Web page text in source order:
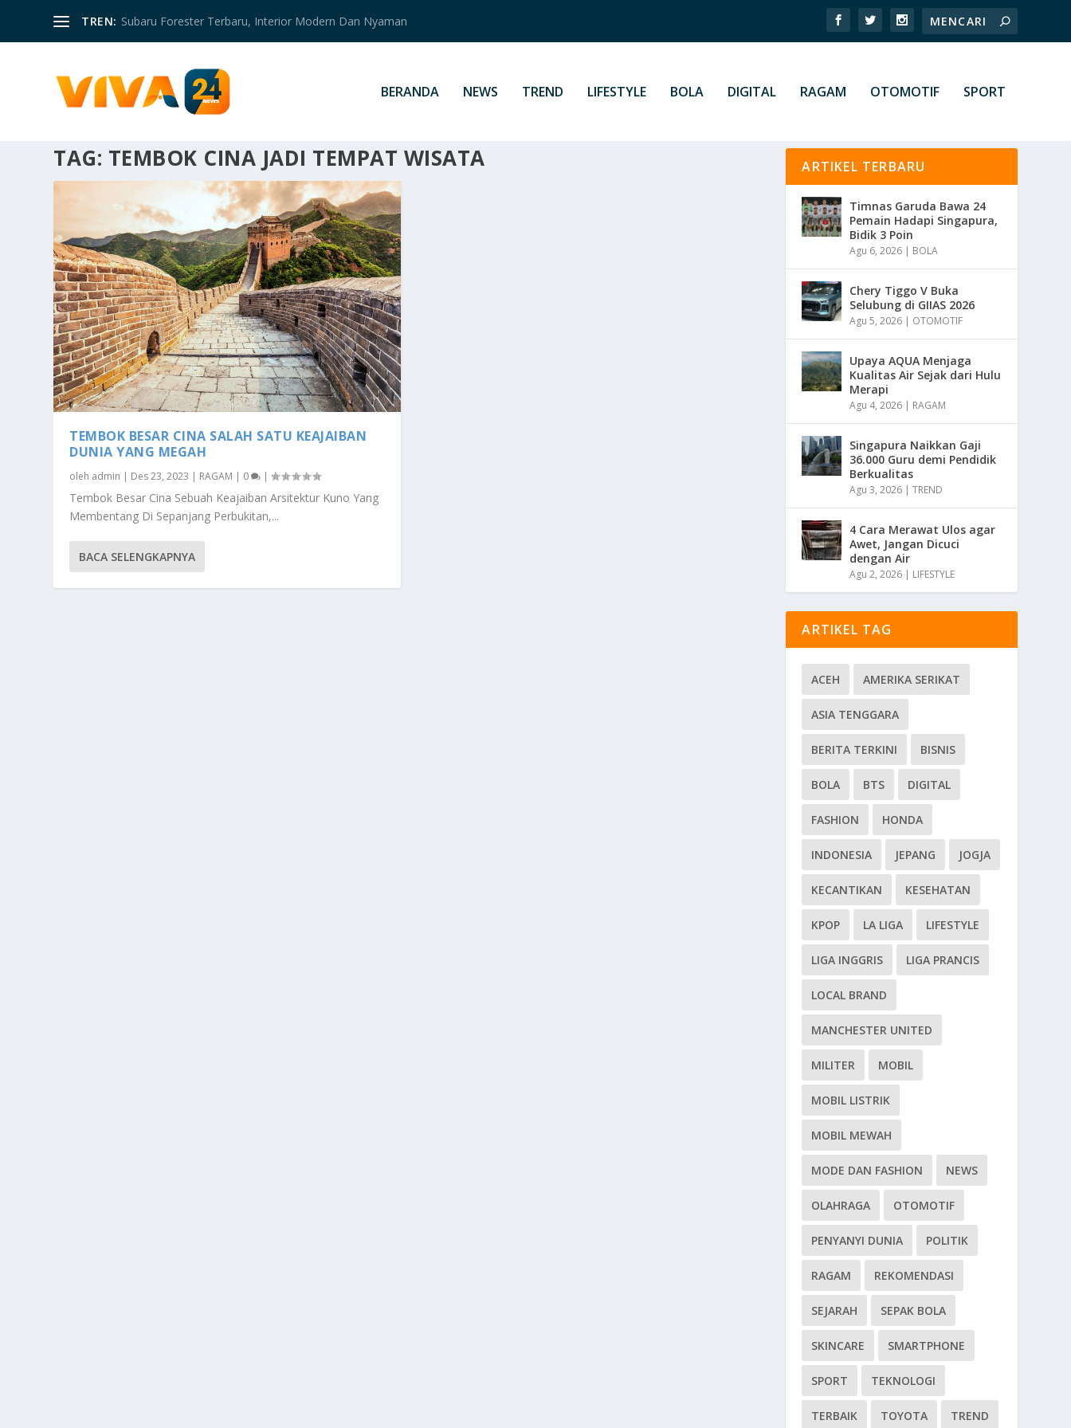
TREN: Subaru Forester Terbaru, Interior Modern Dan Nyaman
BERANDA NEWS TREND LIFESTYLE BOLA DIGITAL RAGAM OTOMOTIF SPORT
TAG: TEMBOK CINA JADI TEMPAT WISATA
TEMBOK BESAR CINA SALAH SATU KEAJAIBAN
DUNIA YANG MEGAH
oleh admin Des 23, 2023 RAGAM 0 |
Tembok Besar Cina Sebuah Keajaiban Arsitektur Kuno Yang
Membentang Di Sepanjang Perbukitan,...
BACA SELENGKAPNYA
ARTIKEL TERBARU
Timnas Garuda Bawa 24
Pemain Hadapi Singapura,
Bidik 3 Poin
Agu 6, 2026 | BOLA
Chery Tiggo V Buka
Selubung di GIIAS 2026
Agu 5, 2026 | OTOMOTIF
Upaya AQUA Menjaga
Kualitas Air Sejak dari Hulu
Merapi
Agu 4, 2026 | RAGAM
Singapura Naikkan Gaji
36.000 Guru demi Pendidik
Berkualitas
Agu 3, 2026 |TREND
4 Cara Merawat Ulos agar
Awet, Jangan Dicuci
dengan Air
Agu 2, 2026 | LIFESTYLE
ARTIKEL TAG
ACEH AMERIKA SERIKAT
ASIA TENGGARA
BERITA TERKINI BISNIS
BOLA BTS DIGITAL
FASHION HONDA
INDONESIA JEPANG JOGJA
KECANTIKAN KESEHATAN
KPOP LA LIGA LIFESTYLE
LIGA INGGRIS LIGA PRANCIS
LOCAL BRAND
MANCHESTER UNITED
MILITER MOBIL
MOBIL LISTRIK
MOBIL MEWAH
MODE DAN FASHION NEWS
OLAHRAGA OTOMOTIF
PENYANYI DUNIA POLITIK
RAGAM REKOMENDASI
SEJARAH SEPAK BOLA
SKINCARE SMARTPHONE
SPORT TEKNOLOGI
TERBAIK TOYOTA TREND